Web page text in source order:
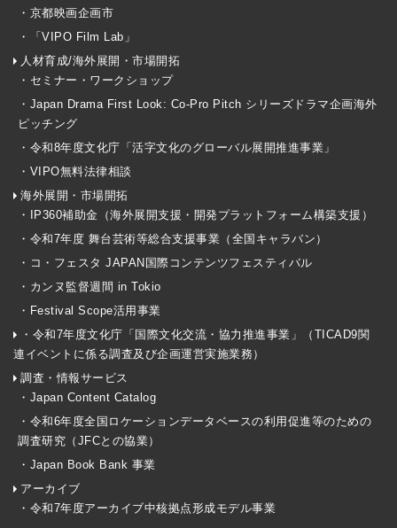
・京都映画企画市
・「VIPO Film Lab」
人材育成/海外展開・市場開拓
・セミナー・ワークショップ
・Japan Drama First Look: Co-Pro Pitch シリーズドラマ企画海外
ピッチング
・令和8年度文化庁「活字文化のグローバル展開推進事業」
・VIPO無料法律相談
海外展開・市場開拓
・IP360補助金（海外展開支援・開発プラットフォーム構築支援）
・令和7年度 舞台芸術等総合支援事業（全国キャラバン）
・コ・フェスタ JAPAN国際コンテンツフェスティバル
・カンヌ監督週間 in Tokio
・Festival Scope活用事業
・令和7年度文化庁「国際文化交流・協力推進事業」（TICAD9関
連イベントに係る調査及び企画運営実施業務）
調査・情報サービス
・Japan Content Catalog
・令和6年度全国ロケーションデータベースの利用促進等のための
調査研究（JFCとの協業）
・Japan Book Bank 事業
アーカイブ
・令和7年度アーカイブ中核拠点形成モデル事業